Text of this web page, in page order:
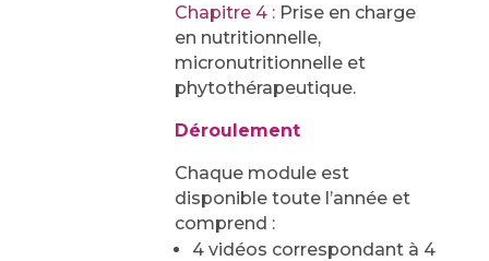
Chapitre 4 :Prise en charge
en nutritionnelle,
micronutritionnelle et
phytothérapeutique.
Déroulement
Chaque module est
disponible toute l’année et
comprend :
4 vidéos correspondant à 4